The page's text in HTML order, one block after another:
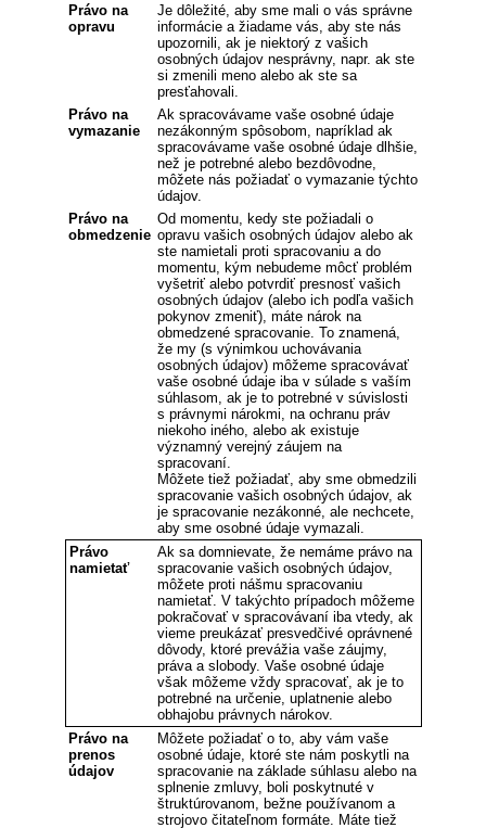
Právo na
opravu
Je dôležité, aby sme mali o vás správne
informácie a žiadame vás, aby ste nás
upozornili, ak je niektorý z vašich
osobných údajov nesprávny, napr. ak ste
si zmenili meno alebo ak ste sa
presťahovali.
Právo na
vymazanie
Ak spracovávame vaše osobné údaje
nezákonným spôsobom, napríklad ak
spracovávame vaše osobné údaje dlhšie,
než je potrebné alebo bezdôvodne,
môžete nás požiadať o vymazanie týchto
údajov.
Právo na
obmedzenie
Od momentu, kedy ste požiadali o
opravu vašich osobných údajov alebo ak
ste namietali proti spracovaniu a do
momentu, kým nebudeme môcť problém
vyšetriť alebo potvrdiť presnosť vašich
osobných údajov (alebo ich podľa vašich
pokynov zmeniť), máte nárok na
obmedzené spracovanie. To znamená,
že my (s výnimkou uchovávania
osobných údajov) môžeme spracovávať
vaše osobné údaje iba v súlade s vaším
súhlasom, ak je to potrebné v súvislosti
s právnymi nárokmi, na ochranu práv
niekoho iného, alebo ak existuje
významný verejný záujem na
spracovaní.
Môžete tiež požiadať, aby sme obmedzili
spracovanie vašich osobných údajov, ak
je spracovanie nezákonné, ale nechcete,
aby sme osobné údaje vymazali.
Právo
namietať
Ak sa domnievate, že nemáme právo na
spracovanie vašich osobných údajov,
môžete proti nášmu spracovaniu
namietať. V takýchto prípadoch môžeme
pokračovať v spracovávaní iba vtedy, ak
vieme preukázať presvedčivé oprávnené
dôvody, ktoré prevážia vaše záujmy,
práva a slobody. Vaše osobné údaje
však môžeme vždy spracovať, ak je to
potrebné na určenie, uplatnenie alebo
obhajobu právnych nárokov.
Právo na
prenos
údajov
Môžete požiadať o to, aby vám vaše
osobné údaje, ktoré ste nám poskytli na
spracovanie na základe súhlasu alebo na
splnenie zmluvy, boli poskytnuté v
štruktúrovanom, bežne používanom a
strojovo čitateľnom formáte. Máte tiež